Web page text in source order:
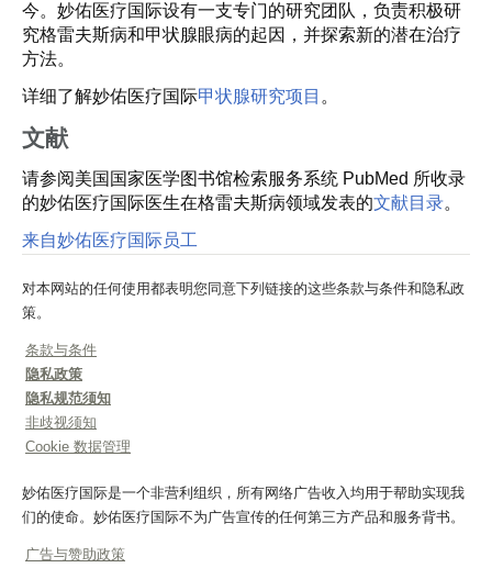
今。妙佑医疗国际设有一支专门的研究团队，负责积极研
究格雷夫斯病和甲状腺眼病的起因，并探索新的潜在治疗
方法。
详细了解妙佑医疗国际甲状腺研究项目 。
文献
请参阅美国国家医学图书馆检索服务系统 PubMed 所收录
的妙佑医疗国际医生在格雷夫斯病领域发表的文献目录。
来自妙佑医疗国际员工
对本网站的任何使用都表明您同意下列链接的这些条款与条件和隐私政
策。
条款与条件
隐私政策
隐私规范须知
非歧视须知
Cookie 数据管理
妙佑医疗国际是一个非营利组织，所有网络广告收入均用于帮助实现我
们的使命。妙佑医疗国际不为广告宣传的任何第三方产品和服务背书。
广告与赞助政策